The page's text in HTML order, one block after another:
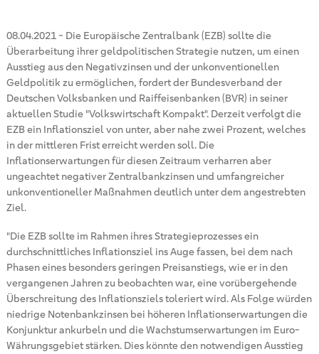
08.04.2021- Die Europäische Zentralbank (EZB) sollte die
Überarbeitung ihrer geldpolitischen Strategie nutzen, um einen
Ausstieg aus den Negativzinsen und der unkonventionellen
Geldpolitik zu ermöglichen, fordert der Bundesverband der
Deutschen Volksbanken und Raiffeisenbanken (BVR) in seiner
aktuellen Studie "Volkswirtschaft Kompakt". Derzeit verfolgt die
EZB ein Inflationsziel von unter, aber nahe zwei Prozent, welches
in der mittleren Frist erreicht werden soll. Die
Inflationserwartungen für diesen Zeitraum verharren aber
ungeachtet negativer Zentralbankzinsen und umfangreicher
unkonventioneller Maßnahmen deutlich unter dem angestrebten
Ziel.
"Die EZB sollte im Rahmen ihres Strategieprozesses ein
durchschnittliches Inflationsziel ins Auge fassen, bei dem nach
Phasen eines besonders geringen Preisanstiegs, wie er in den
vergangenen Jahren zu beobachten war, eine vorübergehende
Überschreitung des Inflationsziels toleriert wird. Als Folge würden
niedrige Notenbankzinsen bei höheren Inflationserwartungen die
Konjunktur ankurbeln und die Wachstumserwartungen im Euro-
Währungsgebiet stärken. Dies könnte den notwendigen Ausstieg